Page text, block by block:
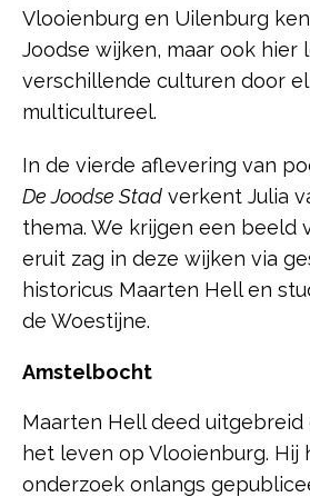
Vlooienburg en Uilenburg
Joodse wijken, maar ook hier
verschillende culturen door
multicultureel.
In de vierde aflevering van
De Joodse Stad verkent Julia
thema. We krijgen een beeld
eruit zag in deze wijken via
historicus Maarten Hell en
de Woestijne.
Amstelbocht
Maarten Hell deed uitgebreid
het leven op Vlooienburg. Hij
onderzoek onlangs